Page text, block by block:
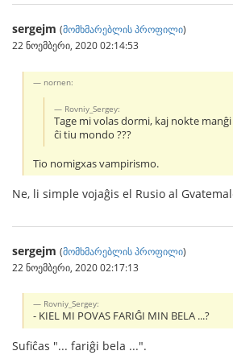
sergejm (მომხმარებლის პროფილი)
22 ნოემბერი, 2020 02:14:53
nornen:
Rovniy_Sergey:
Tage mi volas dormi, kaj nokte manĝi
ĉi tiu mondo ???
Tio nomigxas vampirismo.
Ne, li simple vojaĝis el Rusio al
sergejm (მომხმარებლის პროფილი)
22 ნოემბერი, 2020 02:17:13
Rovniy_Sergey:
- KIEL MI POVAS FARIĜI MIN BELA ...?
Sufiĉas "... fariĝi bela ...".